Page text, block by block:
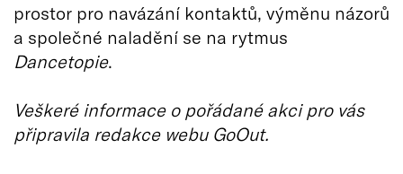
prostor pro navázání kontaktů, výměnu názorů
a společné naladění se na rytmus
Dancetopie.
Veškeré informace o pořádané akci pro vás
připravila redakce webu GoOut.